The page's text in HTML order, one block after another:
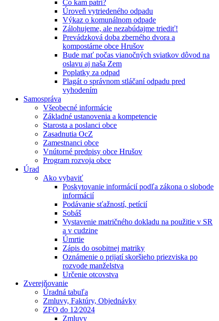
Čo kam patrí?
Úroveň vytriedeného odpadu
Výkaz o komunálnom odpade
Zálohujeme, ale nezabúdajme triediť!
Prevádzková doba zberného dvora a
kompostárne obce Hrušov
Bude mať počas vianočných sviatkov dôvod na
oslavu aj naša Zem
Poplatky za odpad
Plagát o správnom stláčaní odpadu pred
vyhodením
Samospráva
Všeobecné informácie
Základné ustanovenia a kompetencie
Starosta a poslanci obce
Zasadnutia OcZ
Zamestnanci obce
Vnútorné predpisy obce Hrušov
Program rozvoja obce
Úrad
Ako vybaviť
Poskytovanie informácií podľa zákona o slobode
informácií
Podávanie sťažností, petícií
Sobáš
Vystavenie matričného dokladu na použitie v SR
a v cudzine
Úmrtie
Zápis do osobitnej matriky
Oznámenie o prijatí skoršieho priezviska po
rozvode manželstva
Určenie otcovstva
Zverejňovanie
Úradná tabuľa
Zmluvy, Faktúry, Objednávky
ZFO do 12⁄2024
Zmluvy